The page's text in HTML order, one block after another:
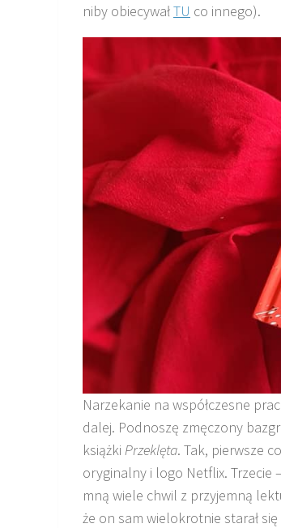
niby obiecywałTU co innego).
Narzekanie na współczesne
dalej. Podnoszę zmęczony
książki Przeklęta. Tak, pierwsze
oryginalny i logo Netflix. Trzecie
mną wiele chwil z przyjemną
że on sam wielokrotnie starał